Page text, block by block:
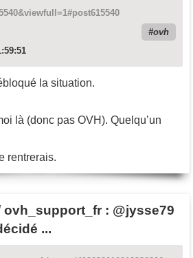
ovh
la situation.
là (donc pas OVH). Quelqu’un
rentrerais.
ovh_support_fr : @jysse79
...